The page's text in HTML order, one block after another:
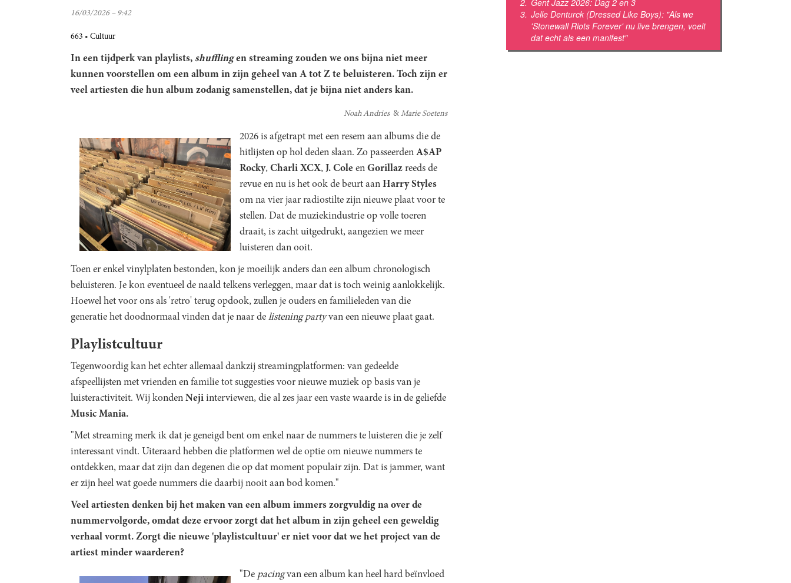
16/03/2026 – 9:42
663 Cultuur
In een tijdperk van playlists, shufflingen streaming zouden we ons bijna niet meer
kunnen voorstellen om een album in zijn geheel van A tot Z te beluisteren. Toch zijn er
veel artiesten die hun album zodanig samenstellen, dat je bijna niet anders kan.
Noah Andries Marie Soetens
2026 is afgetrapt met een resem aan albums die de
hitlijsten op hol deden slaan. Zo passeerden A$AP
Rocky, Charli XCX, J. Cole en Gorillazreeds de
revue en nu is het ook de beurt aan Harry Styles
om na vier jaar radiostilte zijn nieuwe plaat voor te
stellen. Dat de muziekindustrie op volle toeren
draait, is zacht uitgedrukt, aangezien we meer
luisteren dan ooit.
Toen er enkel vinylplaten bestonden, kon je moeilijk anders dan een album chronologisch
beluisteren. Je kon eventueel de naald telkens verleggen, maar dat is toch weinig aanlokkelijk.
Hoewel het voor ons als 'retro' terug opdook, zullen je ouders en familieleden van die
generatie het doodnormaal vinden dat je naar de listening partyvan een nieuwe plaat gaat.
Playlistcultuur
Tegenwoordig kan het echter allemaal dankzij streamingplatformen: van gedeelde
afspeellijsten met vrienden en familie tot suggesties voor nieuwe muziek op basis van je
luisteractiviteit. Wij konden Neji interviewen, die al zes jaar een vaste waarde is in de geliefde
Music Mania.
"Met streaming merk ik dat je geneigd bent om enkel naar de nummers te luisteren die je zelf
interessant vindt. Uiteraard hebben die platformen wel de optie om nieuwe nummers te
ontdekken, maar dat zijn dan degenen die op dat moment populair zijn. Dat is jammer, want
er zijn heel wat goede nummers die daarbij nooit aan bod komen."
Veel artiesten denken bij het maken van een album immers zorgvuldig na over de
nummervolgorde, omdat deze ervoor zorgt dat het album in zijn geheel een geweldig
verhaal vormt. Zorgt die nieuwe 'playlistcultuur' er niet voor dat we het project van de
artiest minder waarderen?
"De pacingvan een album kan heel hard beïnvloed
Jelle Denturck (Dressed Like Boys): "Als we
'Stonewall Riots Forever' nu live brengen, voelt
dat echt als een manifest"